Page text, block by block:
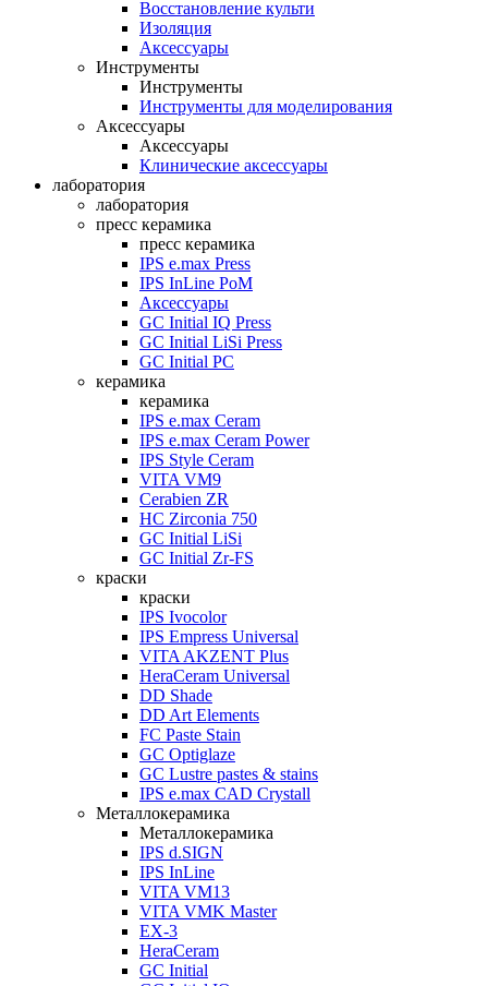
Восстановление культи
Изоляция
Аксессуары
Инструменты
Инструменты
Инструменты для моделирования
Аксессуары
Аксессуары
Клинические аксессуары
лаборатория
лаборатория
пресс керамика
пресс керамика
IPS e.max Press
IPS InLine PoM
Аксессуары
GC Initial IQ Press
GC Initial LiSi Press
GC Initial PC
керамика
керамика
IPS e.max Ceram
IPS e.max Ceram Power
IPS Style Ceram
VITA VM9
Cerabien ZR
HC Zirconia 750
GC Initial LiSi
GC Initial Zr-FS
краски
краски
IPS Ivocolor
IPS Empress Universal
VITA AKZENT Plus
HeraCeram Universal
DD Shade
DD Art Elements
FC Paste Stain
GC Optiglaze
GC Lustre pastes & stains
IPS e.max CAD Crystall
Металлокерамика
Металлокерамика
IPS d.SIGN
IPS InLine
VITA VM13
VITA VMK Master
EX-3
HeraCeram
GC Initial